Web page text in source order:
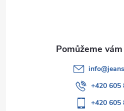
info@
+420 605
+420 605